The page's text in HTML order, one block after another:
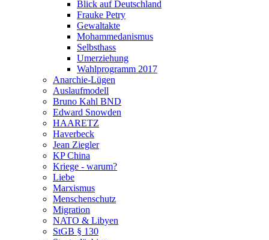
Blick auf Deutschland
Frauke Petry
Gewaltakte
Mohammedanismus
Selbsthass
Umerziehung
Wahlprogramm 2017
Anarchie-Lügen
Auslaufmodell
Bruno Kahl BND
Edward Snowden
HAARETZ
Haverbeck
Jean Ziegler
KP China
Kriege - warum?
Liebe
Marxismus
Menschenschutz
Migration
NATO & Libyen
StGB § 130